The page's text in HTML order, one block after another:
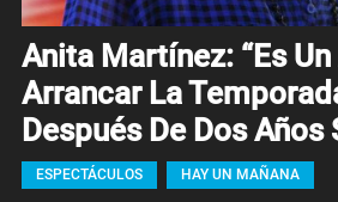
Anita Martínez: “Es
Arrancar La
Después De Dos Años
ESPECTÁCULOS HAY UN MAÑANA